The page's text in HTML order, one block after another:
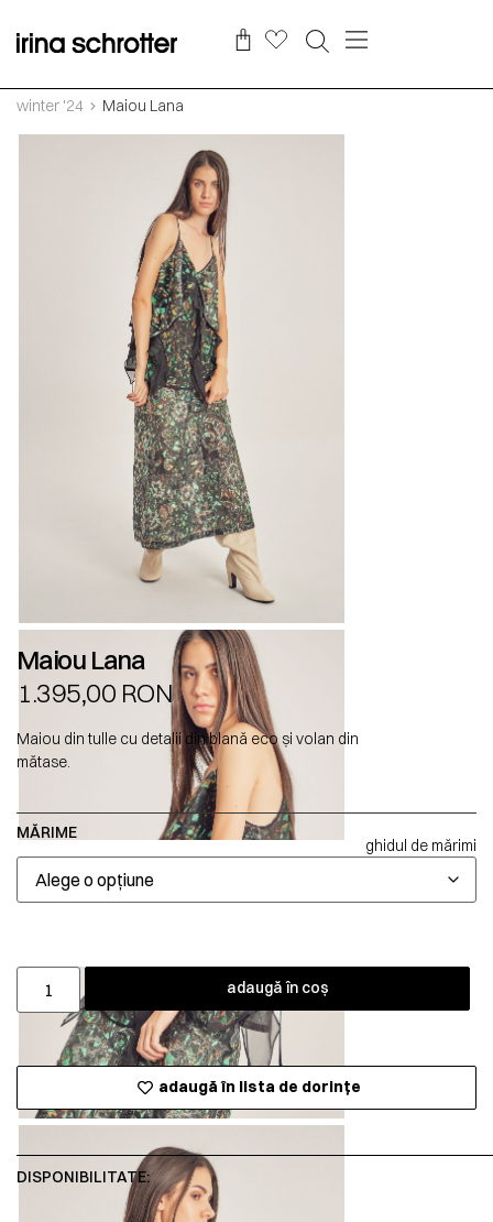
winter '24 Maiou Lana
Maiou Lana
1.395,00 RON
Maiou din tulle cu detalii din blană eco și volan din
mătase.
MĂRIME
ghidul de mărimi
adaugă în coș
adaugă în lista de dorințe
DISPONIBILITATE: